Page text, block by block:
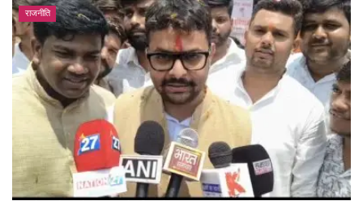
राजनीति